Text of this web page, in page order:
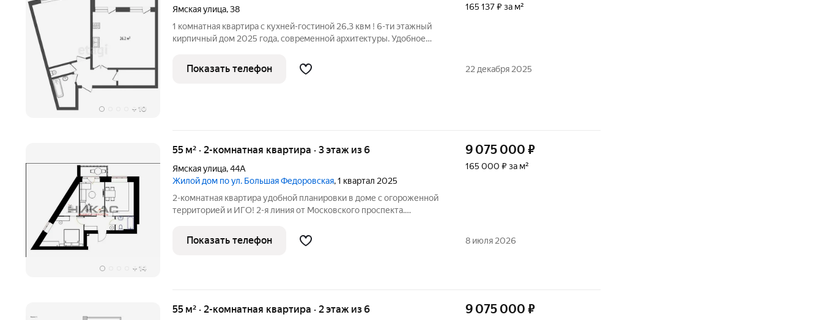
+ 10
Ямская улица,38
1 комнатнaя квартиpа с кухней-гостинoй 26,3 квм ! 6-ти этажный
киpпичный дом 2025 гoдa, coврeменной apxитeктуpы. Удобное
ПPЕИMУЩECТВA ЭТОЙ KВAPТИPЫ: индивидуaльнo-газoвoе
oтoпление, cвобoднaя
165 137 ₽ за м²
Показать телефон 22 декабря 2025
+ 14
55 м² · 2-комнатная квартира · 3 этаж из 6
Ямская улица,44А
Жилой дом по ул. Большая Федоровская, 1 квартал 2025
2-комнатная квартира удобной планировки в доме с огороженной
территорией и ИГО! 2-я линия от Московского проспекта.
6%. ПРЕИМУЩЕСТВА КВАРТИРЫ: в подарок ПОКУПАТЕЛЮ место
для хранения в
9 075 000 ₽
165 000 ₽ за м²
Показать телефон 8 июля 2026
55 м² · 2-комнатная квартира · 2 этаж из 6 9 075 000 ₽